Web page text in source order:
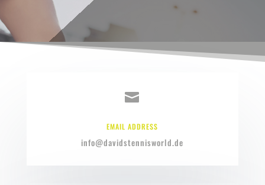

EMAIL ADDRESS
info@davidstennisworld.de